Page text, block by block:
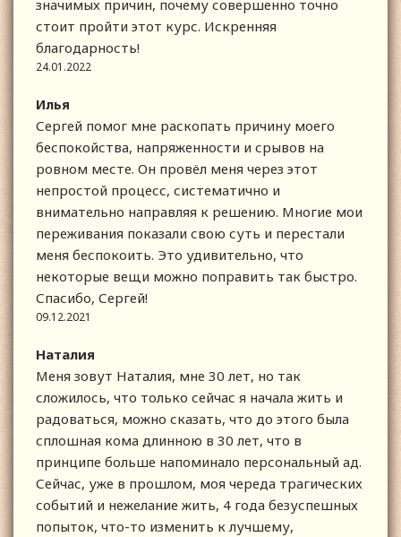
значимых причин, почему совершенно точно
стоит пройти этот курс. Искренняя
благодарность!
24.01.2022
Илья
Сергей помог мне раскопать причину моего
беспокойства, напряженности и срывов на
ровном месте. Он провёл меня через этот
непростой процесс, систематично и
внимательно направляя к решению. Многие мои
переживания показали свою суть и перестали
меня беспокоить. Это удивительно, что
некоторые вещи можно поправить так быстро.
Спасибо, Сергей!
09.12.2021
Наталия
Меня зовут Наталия, мне 30 лет, но так
сложилось, что только сейчас я начала жить и
радоваться, можно сказать, что до этого была
сплошная кома длинною в 30 лет, что в
принципе больше напоминало персональный ад.
Сейчас, уже в прошлом, моя череда трагических
событий и нежелание жить, 4 года безуспешных
попыток, что-то изменить к лучшему,